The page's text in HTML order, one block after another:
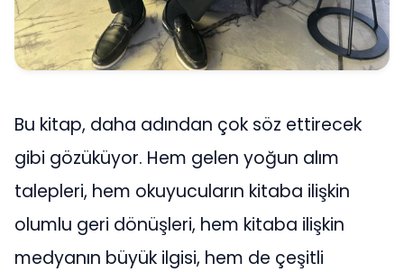
Bu kitap, daha adından çok söz ettirecek
gibi gözüküyor. Hem gelen yoğun alım
talepleri, hem okuyucuların kitaba ilişkin
olumlu geri dönüşleri, hem kitaba ilişkin
medyanın büyük ilgisi, hem de çeşitli